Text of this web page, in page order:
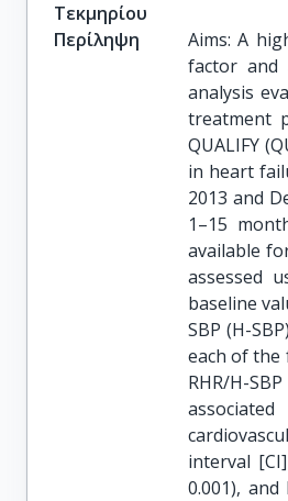
Τεκμηρίου
Περίληψη
Aims: A
factor and
analysis
treatment
QUALIFY
in heart
2013 and
1–15
available
assessed
baseline
SBP (H-
each of the
RHR/H-
interval
0.001),